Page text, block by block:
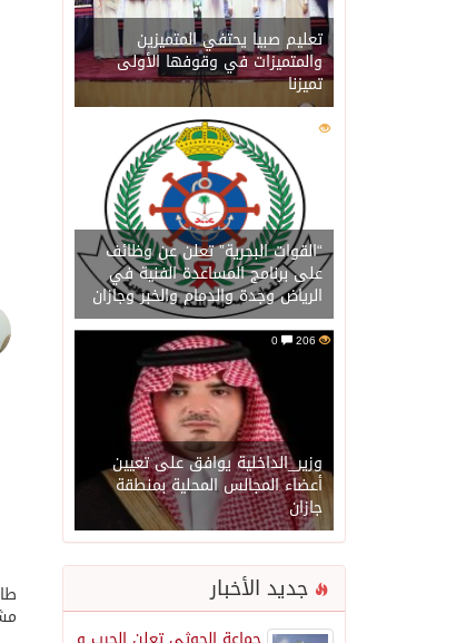
07/08/2026مصدر سعودي مسؤول:
07/08/2026حالة الطقس
07/08/2026إجتماع المكتب
تعليم صبيا يحتفي المتميزين
والمتميزات في وقوفها الأولى
تميزنا
207
“القوات البحرية” تعلن عن وظائف
على برنامج المساعدة الفنية في
الرياض وجدة والدمام والخبر وجازان
206
وزير_الداخلية يوافق على تعيين
أعضاء المجالس المحلية بمنطقة
جازان
جديد الأخبار